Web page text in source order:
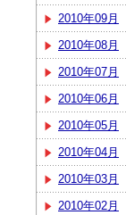
2010年09月
2010年08月
2010年07月
2010年06月
2010年05月
2010年04月
2010年03月
2010年02月